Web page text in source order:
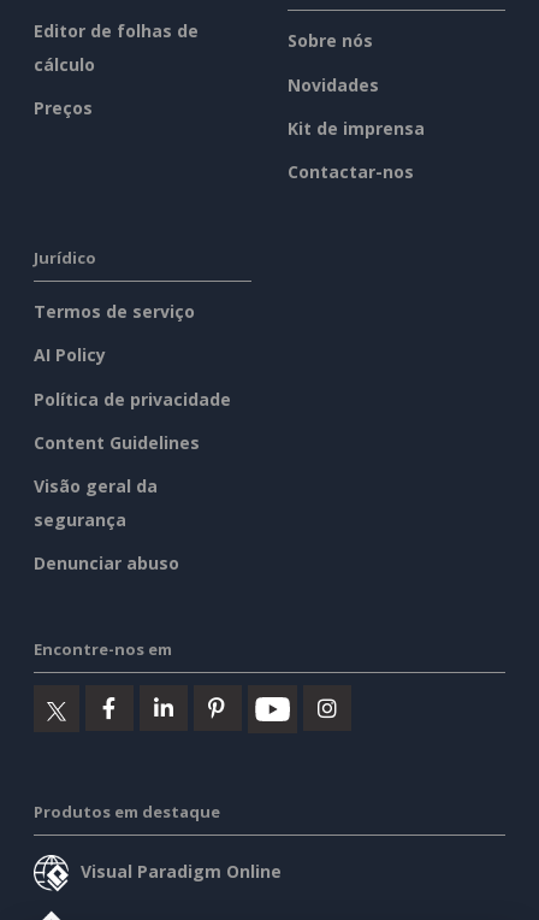
Editor de folhas de
cálculo
Preços
Sobre nós
Novidades
Kit de imprensa
Contactar-nos
Jurídico
Termos de serviço
AI Policy
Política de privacidade
Content Guidelines
Visão geral da
segurança
Denunciar abuso
Encontre-nos em
Produtos em destaque
Visual Paradigm Online